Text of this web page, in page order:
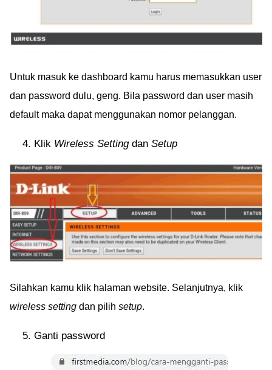
Untuk masuk ke dashboard kamu harus memasukkan user
dan password dulu, geng. Bila password dan user masih
default maka dapat menggunakan nomor pelanggan.
Klik Wireless Settingdan Setup
Silahkan kamu klik halaman website. Selanjutnya, klik
wireless setting dan pilih setup.
Ganti password